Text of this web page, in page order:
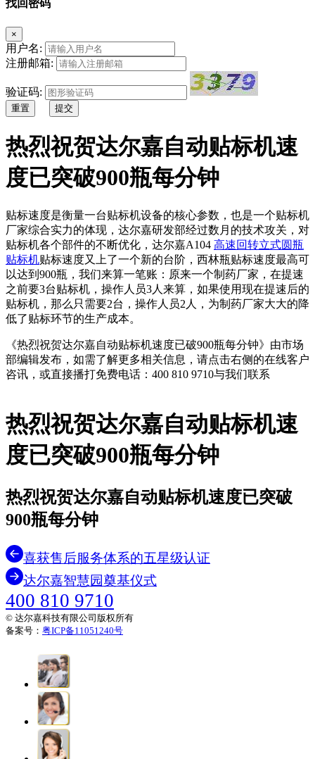
找回密码
×
用户名:
注册邮箱:
验证码:
重置 提交
热烈祝贺达尔嘉自动贴标机速
度已突破900瓶每分钟
贴标速度是衡量一台贴标机设备的核心参数，也是一个贴标机
厂家综合实力的体现，达尔嘉研发部经过数月的技术攻关，对
贴标机各个部件的不断优化，达尔嘉A104 高速回转立式圆瓶
贴标机贴标速度又上了一个新的台阶，西林瓶贴标速度最高可
以达到900瓶，我们来算一笔账：原来一个制药厂家，在提速
之前要3台贴标机，操作人员3人来算，如果使用现在提速后的
贴标机，那么只需要2台，操作人员2人，为制药厂家大大的降
低了贴标环节的生产成本。
《热烈祝贺达尔嘉自动贴标机速度已破900瓶每分钟》由市场
部编辑发布，如需了解更多相关信息，请点击右侧的在线客户
咨讯，或直接播打免费电话：400 810 9710与我们联系
热烈祝贺达尔嘉自动贴标机速
度已突破900瓶每分钟
热烈祝贺达尔嘉自动贴标机速度已突破
900瓶每分钟
喜获售后服务体系的五星级认证
达尔嘉智慧园奠基仪式
400 810 9710
© 达尔嘉科技有限公司版权所有
备案号： 粤ICP备11051240号